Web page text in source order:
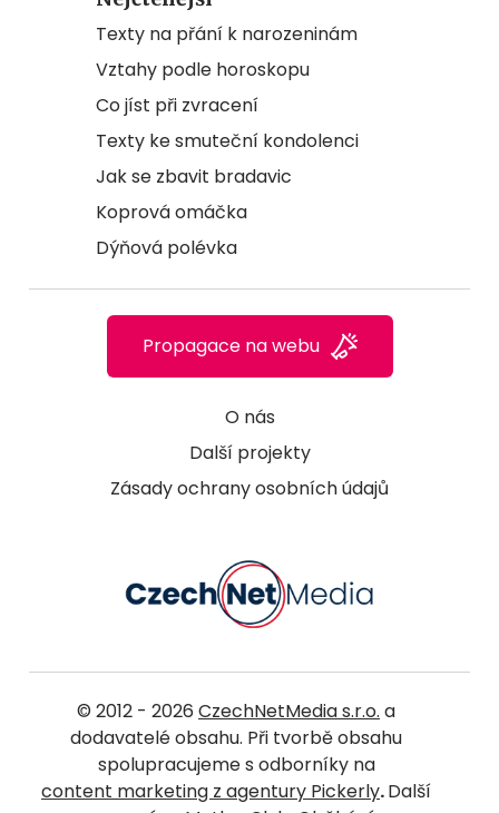
Texty na přání k narozeninám
Vztahy podle horoskopu
Co jíst při zvracení
Texty ke smuteční kondolenci
Jak se zbavit bradavic
Koprová omáčka
Dýňová polévka
O nás
Další projekty
Zásady ochrany osobních údajů
Propagace na webu
© 2012 - 2026 CzechNetMedia s.r.o. a
dodavatelé obsahu. Při tvorbě obsahu
spolupracujeme s odborníky na
content marketing z agentury Pickerly.Další